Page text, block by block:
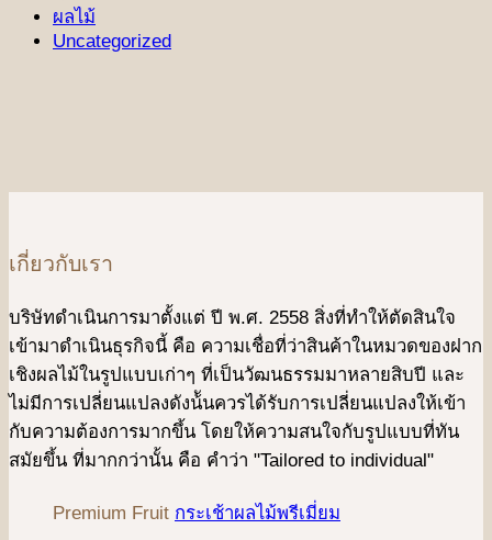
ผลไม้
Uncategorized
เกี่ยวกับเรา
บริษัทดําเนินการมาตั้งแต่ ปี พ.ศ. 2558 สิ่งที่ทำให้ตัดสินใจ
เข้ามาดําเนินธุรกิจนี้ คือ ความเชื่อที่ว่าสินค้าในหมวดของฝาก
เชิงผลไม้ในรูปแบบเก่าๆ ที่เป็นวัฒนธรรมมาหลายสิบปี และ
ไม่มีการเปลี่ยนแปลงดังน้ันควรได้รับการเปลี่ยนแปลงให้เข้า
กับความต้องการมากขึ้น โดยให้ความสนใจกับรูปแบบที่ทัน
สมัยขึ้น ที่มากกว่านั้น คือ คําว่า "Tailored to individual"
Premium Fruit กระเช้าผลไม้พรีเมี่ยม